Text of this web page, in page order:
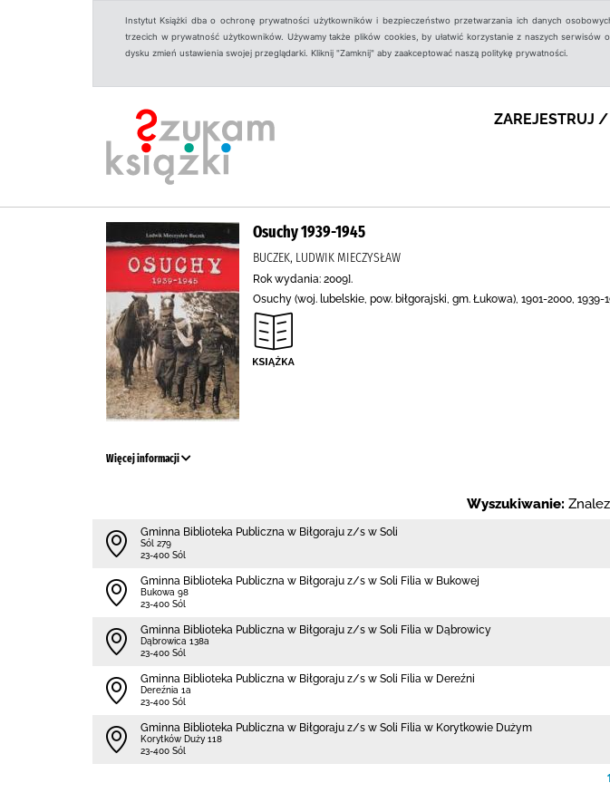
Instytut Książki dba o ochronę prywatności użytkowników i bezpieczeństwo przetwarzania ich danych
trzecich w prywatność użytkowników. Używamy także plików cookies, by ułatwić korzystanie z naszych
dysku zmień ustawienia swojej przeglądarki. Kliknij "Zamknij" aby zaakceptować naszą politykę prywatności.
ZAREJESTRUJ
Osuchy 1939-1945
BUCZEK, LUDWIK MIECZYSŁAW
Rok wydania: 2009].
Osuchy (woj. lubelskie, pow. biłgorajski, gm. Łukowa), 1901-2000, 1939-
Więcej informacji
Wyszukiwanie:
Gminna Biblioteka Publiczna w Biłgoraju z/s w Soli
Sól 279
23-400 Sól
Gminna Biblioteka Publiczna w Biłgoraju z/s w Soli Filia w Bukowej
Bukowa 98
23-400 Sól
Gminna Biblioteka Publiczna w Biłgoraju z/s w Soli Filia w Dąbrowicy
Dąbrowica 138a
23-400 Sól
Gminna Biblioteka Publiczna w Biłgoraju z/s w Soli Filia w Dereźni
Dereźnia 1a
23-400 Sól
Gminna Biblioteka Publiczna w Biłgoraju z/s w Soli Filia w Korytkowie Dużym
Korytków Duży 118
23-400 Sól
1